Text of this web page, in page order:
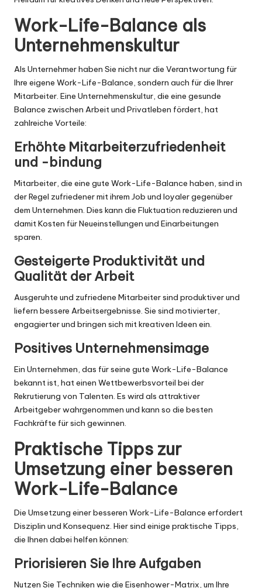
Work-Life-Balance als
Unternehmenskultur
Als Unternehmer haben Sie nicht nur die Verantwortung für
Ihre eigene Work-Life-Balance, sondern auch für die Ihrer
Mitarbeiter. Eine Unternehmenskultur, die eine gesunde
Balance zwischen Arbeit und Privatleben fördert, hat
zahlreiche Vorteile:
Erhöhte Mitarbeiterzufriedenheit
und -bindung
Mitarbeiter, die eine gute Work-Life-Balance haben, sind in
der Regel zufriedener mit ihrem Job und loyaler gegenüber
dem Unternehmen. Dies kann die Fluktuation reduzieren und
damit Kosten für Neueinstellungen und Einarbeitungen
sparen.
Gesteigerte Produktivität und
Qualität der Arbeit
Ausgeruhte und zufriedene Mitarbeiter sind produktiver und
liefern bessere Arbeitsergebnisse. Sie sind motivierter,
engagierter und bringen sich mit kreativen Ideen ein.
Positives Unternehmensimage
Ein Unternehmen, das für seine gute Work-Life-Balance
bekannt ist, hat einen Wettbewerbsvorteil bei der
Rekrutierung von Talenten. Es wird als attraktiver
Arbeitgeber wahrgenommen und kann so die besten
Fachkräfte für sich gewinnen.
Praktische Tipps zur
Umsetzung einer besseren
Work-Life-Balance
Die Umsetzung einer besseren Work-Life-Balance erfordert
Disziplin und Konsequenz. Hier sind einige praktische Tipps,
die Ihnen dabei helfen können:
Priorisieren Sie Ihre Aufgaben
Nutzen Sie Techniken wie die Eisenhower-Matrix, um Ihre